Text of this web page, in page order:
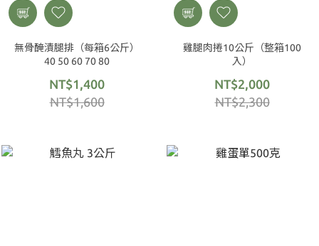
無骨醃漬腿排（每箱6公斤）
40 50 60 70 80
NT$1,400
NT$1,600
雞腿肉捲10公斤（整箱100
入）
NT$2,000
NT$2,300